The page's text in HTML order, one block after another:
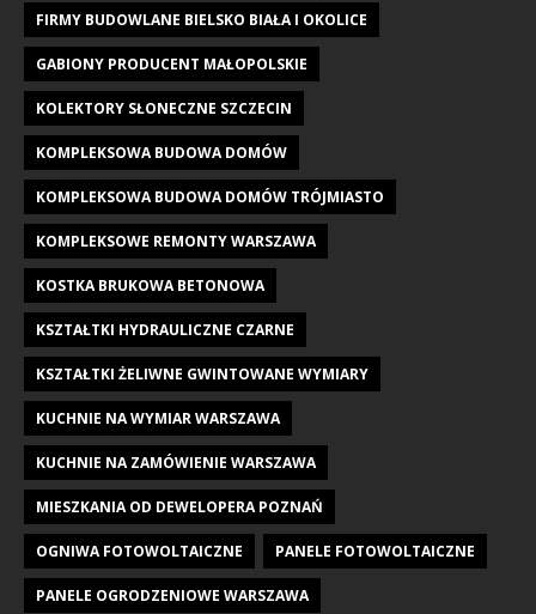
FIRMY BUDOWLANE BIELSKO BIAŁA I OKOLICE
GABIONY PRODUCENT MAŁOPOLSKIE
KOLEKTORY SŁONECZNE SZCZECIN
KOMPLEKSOWA BUDOWA DOMÓW
KOMPLEKSOWA BUDOWA DOMÓW TRÓJMIASTO
KOMPLEKSOWE REMONTY WARSZAWA
KOSTKA BRUKOWA BETONOWA
KSZTAŁTKI HYDRAULICZNE CZARNE
KSZTAŁTKI ŻELIWNE GWINTOWANE WYMIARY
KUCHNIE NA WYMIAR WARSZAWA
KUCHNIE NA ZAMÓWIENIE WARSZAWA
MIESZKANIA OD DEWELOPERA POZNAŃ
OGNIWA FOTOWOLTAICZNE PANELE FOTOWOLTAICZNE
PANELE OGRODZENIOWE WARSZAWA